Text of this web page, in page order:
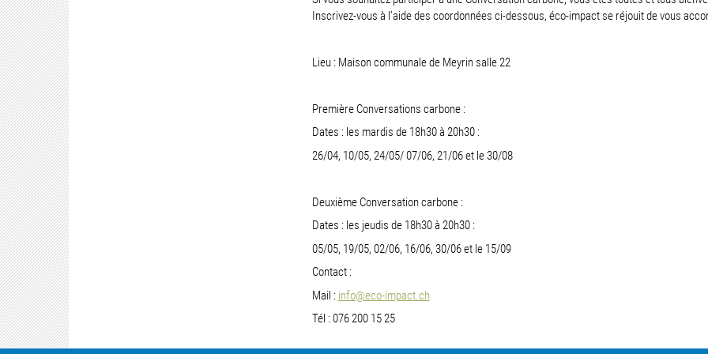
Inscrivez-vous à l’aide des coordonnées ci-dessous, éco-impact se réjouit de vous
Lieu : Maison communale de Meyrin salle 22
Première Conversations carbone :
Dates : les mardis de 18h30 à 20h30 :
26/04, 10/05, 24/05/ 07/06, 21/06 et le 30/08
Deuxième Conversation carbone :
Dates : les jeudis de 18h30 à 20h30 :
05/05, 19/05, 02/06, 16/06, 30/06 et le 15/09
Contact :
Mail : info@eco-impact.ch
Tél : 076 200 15 25